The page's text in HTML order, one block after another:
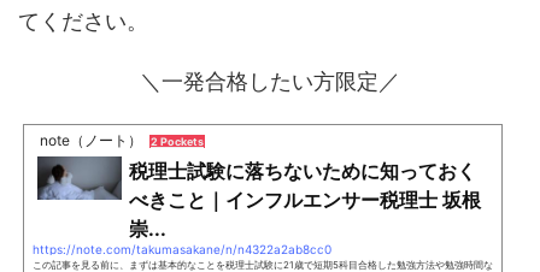
てください。
＼一発合格したい方限定／
note（ノート） 2 Pockets
税理士試験に落ちないために知っておく
べきこと｜インフルエンサー税理士 坂根
崇...
https://note.com/takumasakane/n/n4322a2ab8cc0
この記事を見る前に、まずは基本的なことを税理士試験に21歳で短期5科目合格した勉強方法や勉強時間な